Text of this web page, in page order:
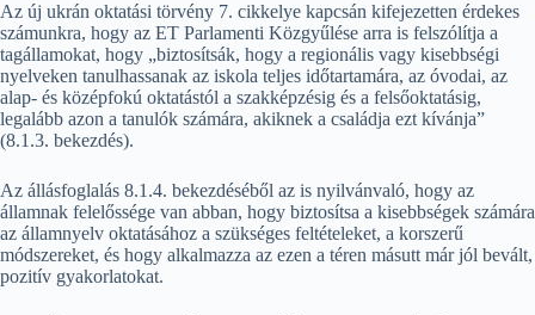
Az új ukrán oktatási törvény 7. cikkelye kapcsán kifejezetten érdekes
számunkra, hogy az ET Parlamenti Közgyűlése arra is felszólítja a
tagállamokat, hogy „biztosítsák, hogy a regionális vagy kisebbségi
nyelveken tanulhassanak az iskola teljes időtartamára, az óvodai, az
alap- és középfokú oktatástól a szakképzésig és a felsőoktatásig,
legalább azon a tanulók számára, akiknek a családja ezt kívánja”
(8.1.3. bekezdés).
Az állásfoglalás 8.1.4. bekezdéséből az is nyilvánvaló, hogy az
államnak felelőssége van abban, hogy biztosítsa a kisebbségek számára
az államnyelv oktatásához a szükséges feltételeket, a korszerű
módszereket, és hogy alkalmazza az ezen a téren másutt már jól bevált,
pozitív gyakorlatokat.